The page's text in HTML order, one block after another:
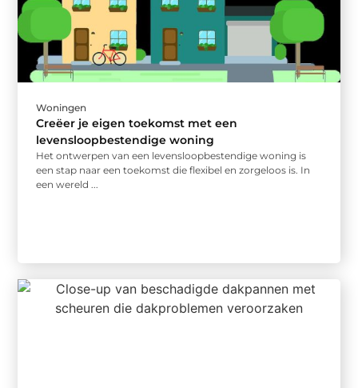
Woningen
Creëer je eigen toekomst met een
levensloopbestendige woning
Het ontwerpen van een levensloopbestendige woning is
een stap naar een toekomst die flexibel en zorgeloos is. In
een wereld ...